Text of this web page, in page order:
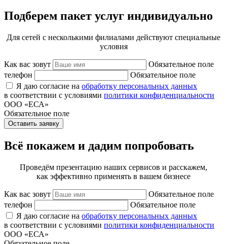
Подберем пакет услуг индивидуально
Для сетей с несколькими филиалами действуют специальные
условия
Как вас зовут
Обязательное поле
телефон
Обязательное поле
Я даю согласие на обработку персональных данных
в соответствии с условиями политики конфиденциальности
ООО «ЕСА»
Обязательное поле
Оставить заявку
Всё покажем и дадим попробовать
Проведём презентацию наших сервисов и расскажем,
как эффективно применять в вашем бизнесе
Как вас зовут
Обязательное поле
телефон
Обязательное поле
Я даю согласие на обработку персональных данных
в соответствии с условиями политики конфиденциальности
ООО «ЕСА»